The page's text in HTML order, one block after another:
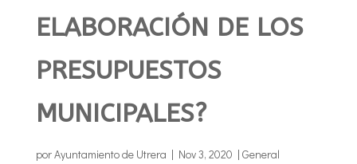
ELABORACIÓN DE LOS
PRESUPUESTOS
MUNICIPALES?
porAyuntamiento de Utrera | Nov 3, 2020 | General